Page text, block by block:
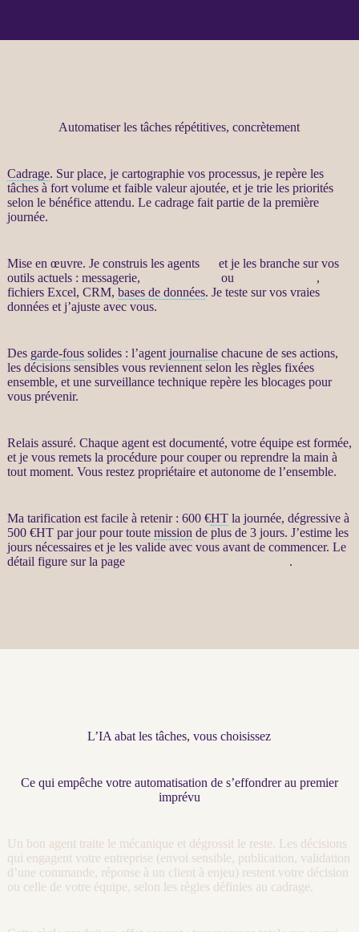
Automatiser les tâches répétitives, concrètement
Cadrage. Sur place, je cartographie vos processus, je repère les
tâches à fort volume et faible valeur ajoutée, et je trie les priorités
selon le bénéfice attendu. Le cadragefait partie de la première
journée.
Mise en œuvre. Je construis les agents
et je les branche sur vos
outils actuels : messagerie,
ou
,
fichiers Excel, CRM, bases de données. Je teste sur vos vraies
donnéeset j’ajuste avec vous.
Des garde-foussolides : l’agent journalisechacune de ses actions,
les décisions sensibles vous reviennent selon les règles fixées
ensemble, et une surveillancetechnique repère les blocages pour
vous prévenir.
Relais assuré. Chaque agentest documenté, votre équipe est formée,
et je vous remets la procédure pour couper ou reprendre la main à
tout moment. Vous restez propriétaire et autonome de l’ensemble.
Ma tarification est facile à retenir : 600 €HTla journée, dégressive à
500 €HTpar jour pour toute mission de plus de 3 jours. J’estime les
jours nécessaires et je les valide avec vous avant de commencer. Le
détail figure sur la page
.
L’IA abat les tâches, vous choisissez
Ce qui empêche votre automatisation de s’effondrer au premier
imprévu
Un bon agent traite le mécanique et dégrossit le reste. Les décisions
qui engagent votre entreprise (envoi sensible, publication, validation
d’une commande, réponse à un client à enjeu) restent votre décision
ou celle de votre équipe, selon les règles définies au cadrage.